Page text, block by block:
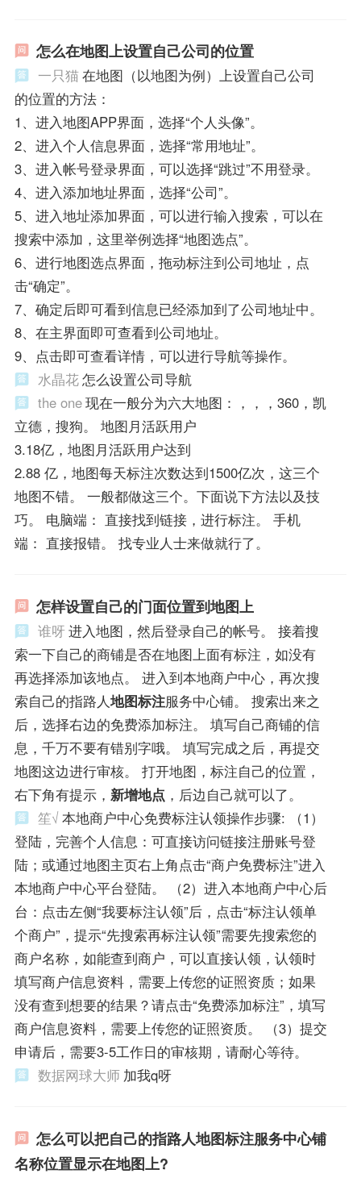
怎么在地图上设置自己公司的位置
一只猫在地图（以地图为例）上设置自己公司
的位置的方法：
1、进入地图APP界面，选择“个人头像”。
2、进入个人信息界面，选择“常用地址”。
3、进入帐号登录界面，可以选择“跳过”不用登录。
4、进入添加地址界面，选择“公司”。
5、进入地址添加界面，可以进行输入搜索，可以在
搜索中添加，这里举例选择“地图选点”。
6、进行地图选点界面，拖动标注到公司地址，点
击“确定”。
7、确定后即可看到信息已经添加到了公司地址中。
8、在主界面即可查看到公司地址。
9、点击即可查看详情，可以进行导航等操作。
水晶花怎么设置公司导航
the one现在一般分为六大地图：，，，360，凯
立德，搜狗。 地图月活跃用户
3.18亿，地图月活跃用户达到
2.88 亿，地图每天标注次数达到1500亿次，这三个
地图不错。 一般都做这三个。下面说下方法以及技
巧。 电脑端： 直接找到链接，进行标注。 手机
端： 直接报错。 找专业人士来做就行了。
怎样设置自己的门面位置到地图上
谁呀 进入地图，然后登录自己的帐号。 接着搜
索一下自己的商铺是否在地图上面有标注，如没有
再选择添加该地点。 进入到本地商户中心，再次搜
索自己的指路人地图标注服务中心铺。 搜索出来之
后，选择右边的免费添加标注。 填写自己商铺的信
息，千万不要有错别字哦。 填写完成之后，再提交
地图这边进行审核。 打开地图，标注自己的位置，
右下角有提示， 新增地点 ，后边自己就可以了。
笙√本地商户中心免费标注认领操作步骤: （1）
登陆，完善个人信息：可直接访问链接注册账号登
陆；或通过地图主页右上角点击“商户免费标注”进入
本地商户中心平台登陆。 （2）进入本地商户中心后
台：点击左侧“我要标注认领”后，点击“标注认领单
个商户”，提示“先搜索再标注认领”需要先搜索您的
商户名称，如能查到商户，可以直接认领，认领时
填写商户信息资料，需要上传您的证照资质；如果
没有查到想要的结果？请点击“免费添加标注”，填写
商户信息资料，需要上传您的证照资质。 （3）提交
申请后，需要3-5工作日的审核期，请耐心等待。
数据网球大师 加我q呀
怎么可以把自己的指路人地图标注服务中心铺
名称位置显示在地图上?